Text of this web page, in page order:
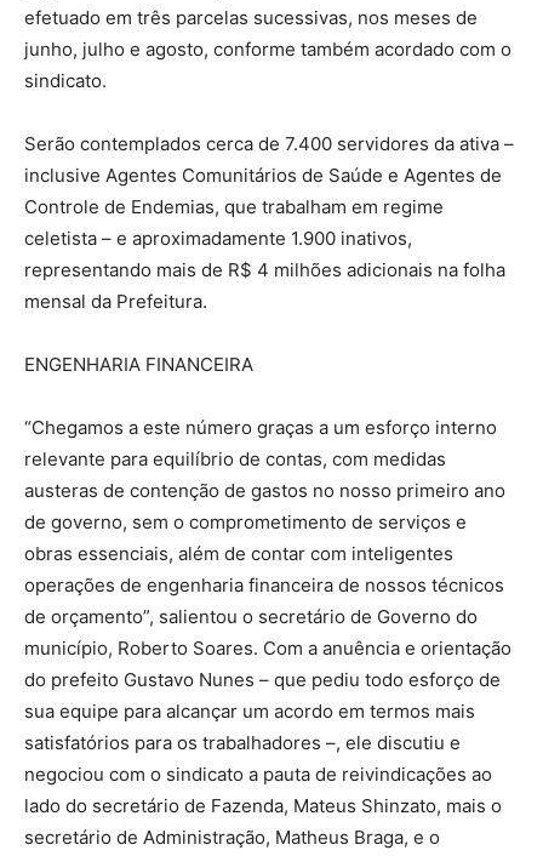
efetuado em três parcelas sucessivas, nos meses de
junho, julho e agosto, conforme também acordado com o
sindicato.
Serão contemplados cerca de 7.400 servidores da ativa –
inclusive Agentes Comunitários de Saúde e Agentes de
Controle de Endemias, que trabalham em regime
celetista – e aproximadamente 1.900 inativos,
representando mais de R$ 4 milhões adicionais na folha
mensal da Prefeitura.
ENGENHARIA FINANCEIRA
“Chegamos a este número graças a um esforço interno
relevante para equilíbrio de contas, com medidas
austeras de contenção de gastos no nosso primeiro ano
de governo, sem o comprometimento de serviços e
obras essenciais, além de contar com inteligentes
operações de engenharia financeira de nossos técnicos
de orçamento”, salientou o secretário de Governo do
município, Roberto Soares. Com a anuência e orientação
do prefeito Gustavo Nunes – que pediu todo esforço de
sua equipe para alcançar um acordo em termos mais
satisfatórios para os trabalhadores –, ele discutiu e
negociou com o sindicato a pauta de reivindicações ao
lado do secretário de Fazenda, Mateus Shinzato, mais o
secretário de Administração, Matheus Braga, e o